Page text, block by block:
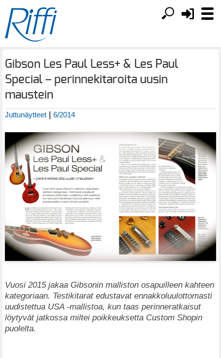
Gibson Les Paul Less+ & Les Paul
Special – perinnekitaroita uusin
maustein
Juttunäytteet | 6/2014
Vuosi 2015 jakaa Gibsonin malliston osapuilleen kahteen
kategoriaan. Testikitarat edustavat ennakkoluulottomasti
uudistettua USA -mallistoa, kun taas perinneratkaisut
löytyvät jatkossa miltei poikkeuksetta Custom Shopin
puolelta.